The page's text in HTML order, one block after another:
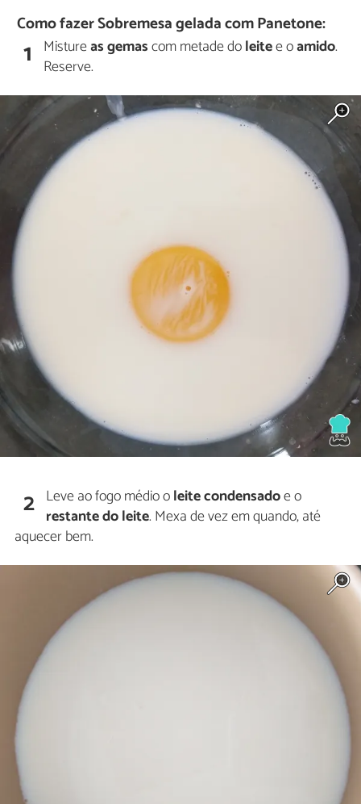
Como fazer Sobremesa gelada com Panetone:
1 Mistureas gemascom metade doleitee oamido.
Reserve.
2 Leve ao fogo médio oleite condensadoe o
restante do leite. Mexa de vez em quando, até
aquecer bem.